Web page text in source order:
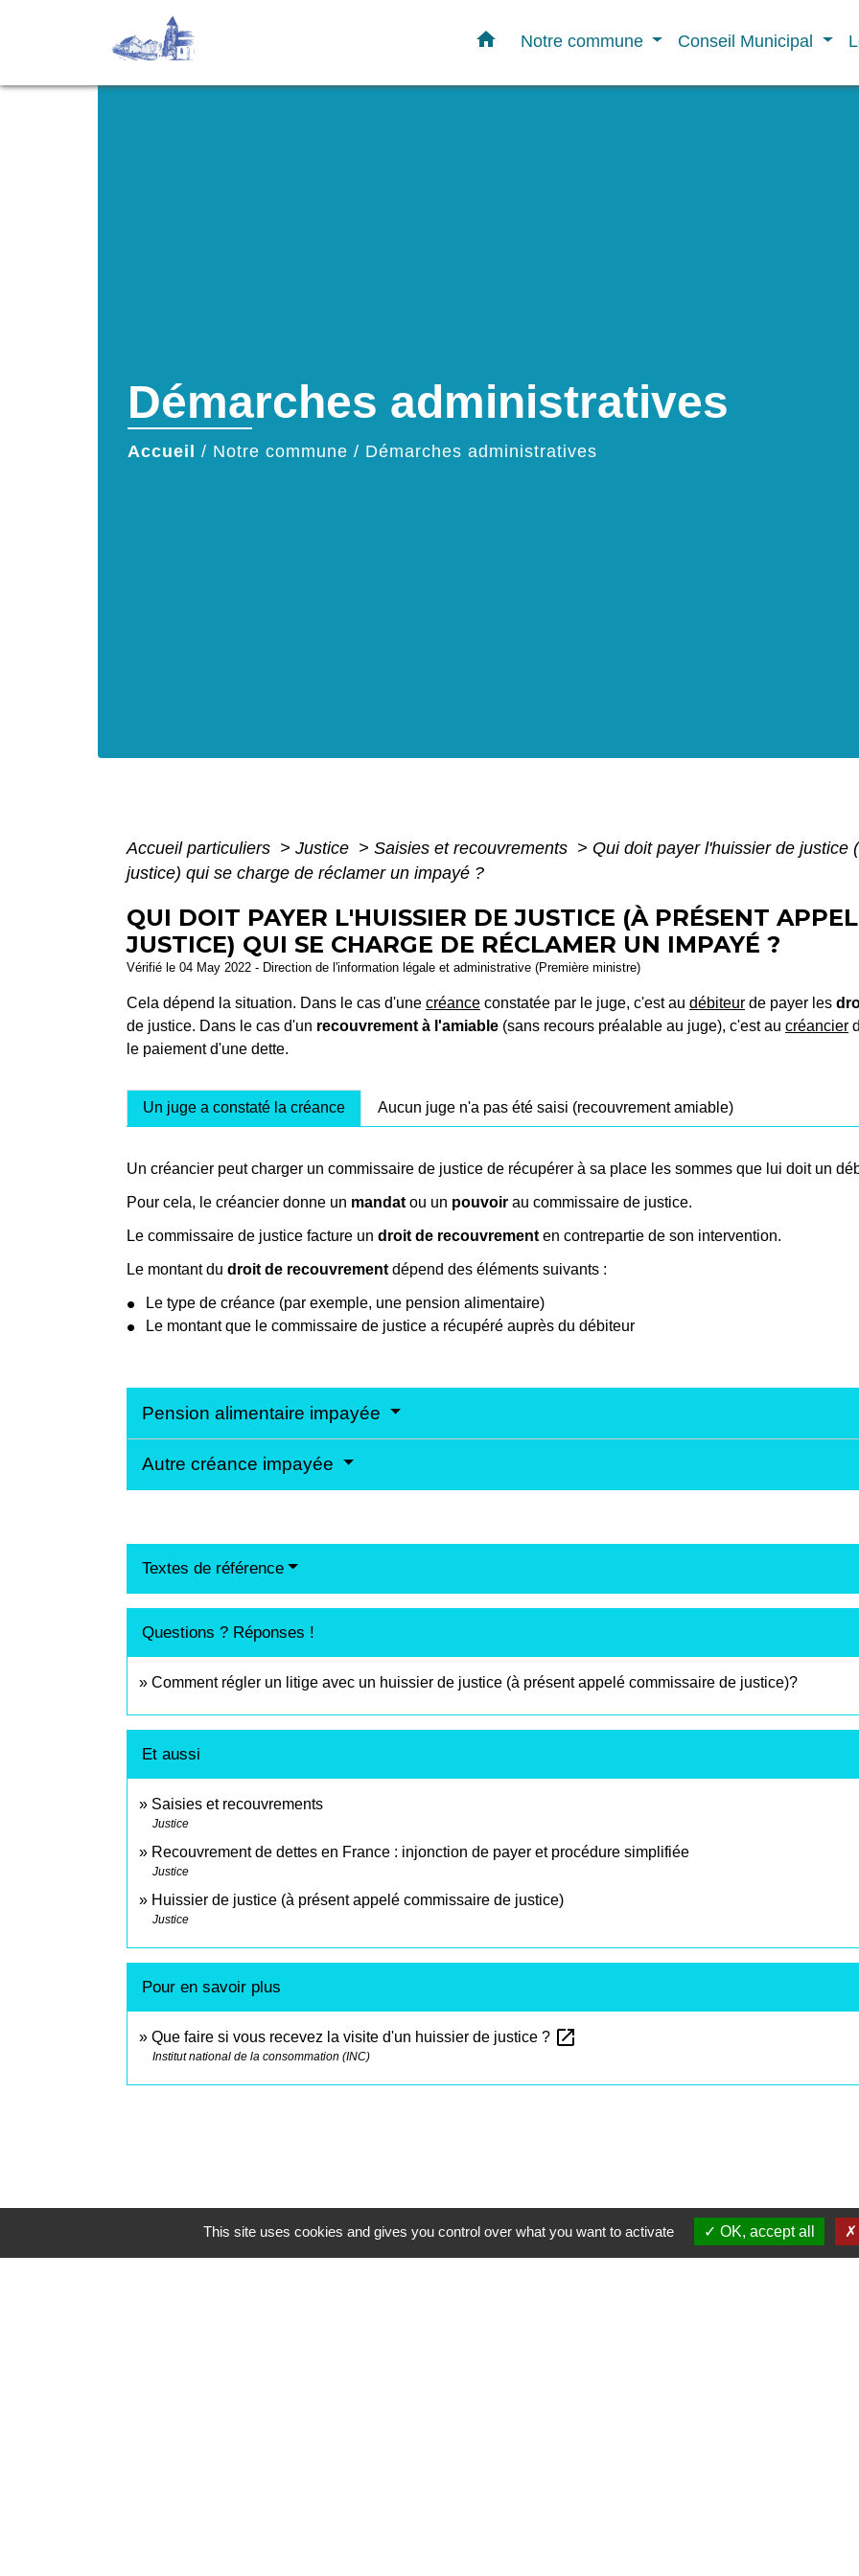
home Notre commune Conseil Municipal
Démarches administratives
Accueil / Notre commune / Démarches administratives
Accueil particuliers > Justice > Saisies et recouvrements > Qui doit payer l'huissier de justice
justice) qui se charge de réclamer un impayé ?
QUI DOIT PAYER L'HUISSIER DE JUSTICE (À PRÉSENT
JUSTICE) QUI SE CHARGE DE RÉCLAMER UN IMPAYÉ ?
Vérifié le 04 May 2022 - Direction de l'information légale et administrative (Première ministre)
Cela dépend la situation. Dans le cas d'une créance constatée par le juge, c'est au débiteur de payer les
de justice. Dans le cas d'un recouvrement à l'amiable (sans recours préalable au juge), c'est au créancier
le paiement d'une dette.
Un juge a constaté la créance Aucun juge n'a pas été saisi (recouvrement amiable)
Un créancier peut charger un commissaire de justice de récupérer à sa place les sommes que lui doit un
Pour cela, le créancier donne un mandat ou un pouvoir au commissaire de justice.
Le commissaire de justice facture un droit de recouvrement en contrepartie de son intervention.
Le montant du droit de recouvrement dépend des éléments suivants :
Le type de créance (par exemple, une pension alimentaire)
Le montant que le commissaire de justice a récupéré auprès du débiteur
Pension alimentaire impayée
Autre créance impayée
Textes de référence
Questions ? Réponses !
Comment régler un litige avec un huissier de justice (à présent appelé commissaire de justice)?
Et aussi
Saisies et recouvrements
Justice
Recouvrement de dettes en France : injonction de payer et procédure simplifiée
Justice
Huissier de justice (à présent appelé commissaire de justice)
Justice
Pour en savoir plus
Que faire si vous recevez la visite d'un huissier de justice ? open_in_new
Institut national de la consommation (INC)
This site uses cookies and gives you control over what you want to activate OK, accept all